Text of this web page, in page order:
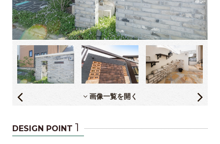
画像一覧を開く
DESIGN POINT 1